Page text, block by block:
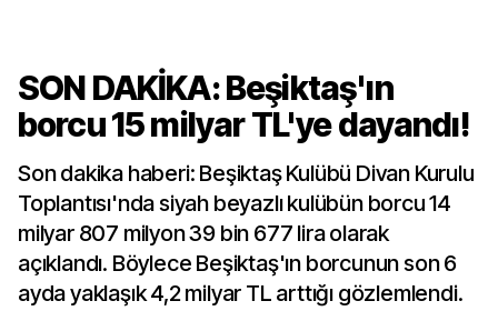
SON DAKİKA: Beşiktaş'ın
borcu 15 milyar TL'ye dayandı!
Son dakika haberi: Beşiktaş Kulübü Divan Kurulu
Toplantısı'nda siyah beyazlı kulübün borcu 14
milyar 807 milyon 39 bin 677 lira olarak
açıklandı. Böylece Beşiktaş'ın borcunun son 6
ayda yaklaşık 4,2 milyar TL arttığı gözlemlendi.